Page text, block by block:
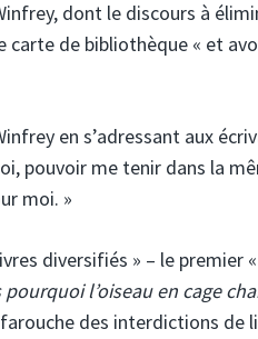
dont le discours à
carte de bibliothèque « et
en s’adressant aux
pouvoir me tenir dans la
moi. »
diversifiés » – le premier
pourquoi l’oiseau en cage
des interdictions de